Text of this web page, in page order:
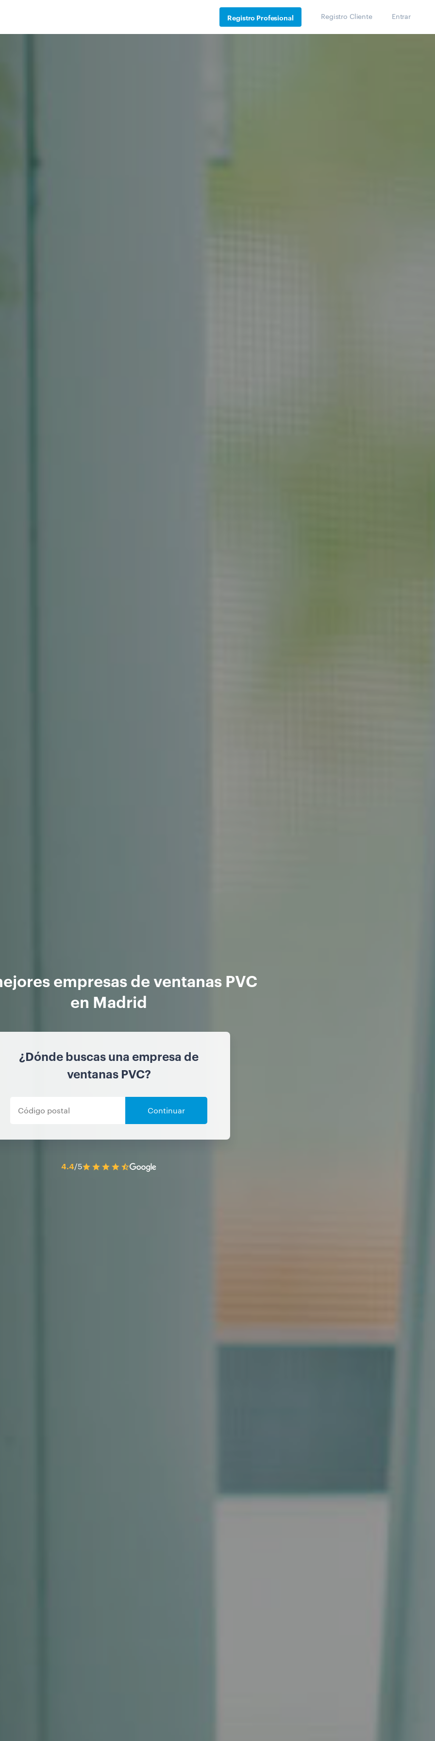
Registro Profesional Registro Cliente Entrar
empresas de ventanas PVC
en Madrid
¿Dónde buscas una empresa de
ventanas PVC?
Continuar
4.4/5